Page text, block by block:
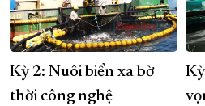
Kỳ 2: Nuôi biển xa bờ
thời công nghệ